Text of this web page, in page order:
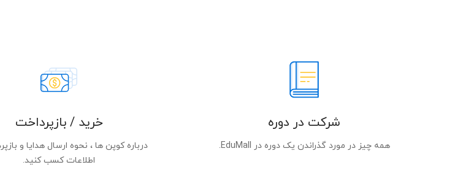
شرکت در دوره
همه چیز در مورد گذراندن یک دوره در EduMall.
خرید / بازپرداخت
درباره کوپن ها ، نحوه ارسال هدایا و
اطلاعات کسب کنید.